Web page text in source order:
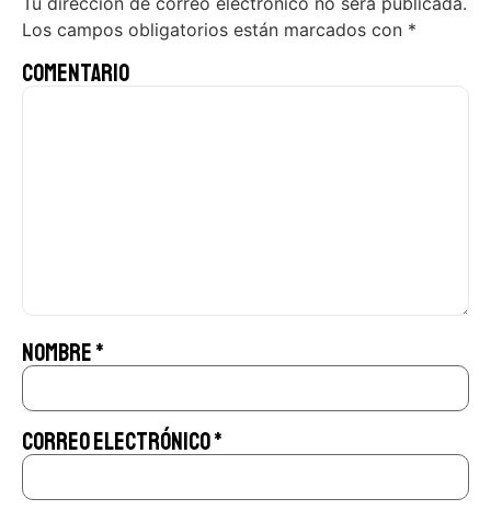
Los campos obligatorios están marcados con *
Comentario
Nombre*
Correo electrónico*